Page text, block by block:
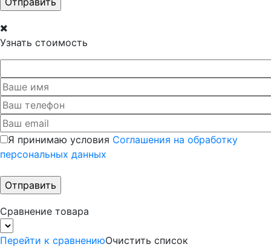
Узнать стоимость
Я принимаю условия Соглашения на обработку
персональных данных
Сравнение товара
Перейти к сравнениюОчистить список